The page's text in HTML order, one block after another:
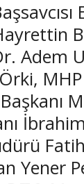
Adem
Yener